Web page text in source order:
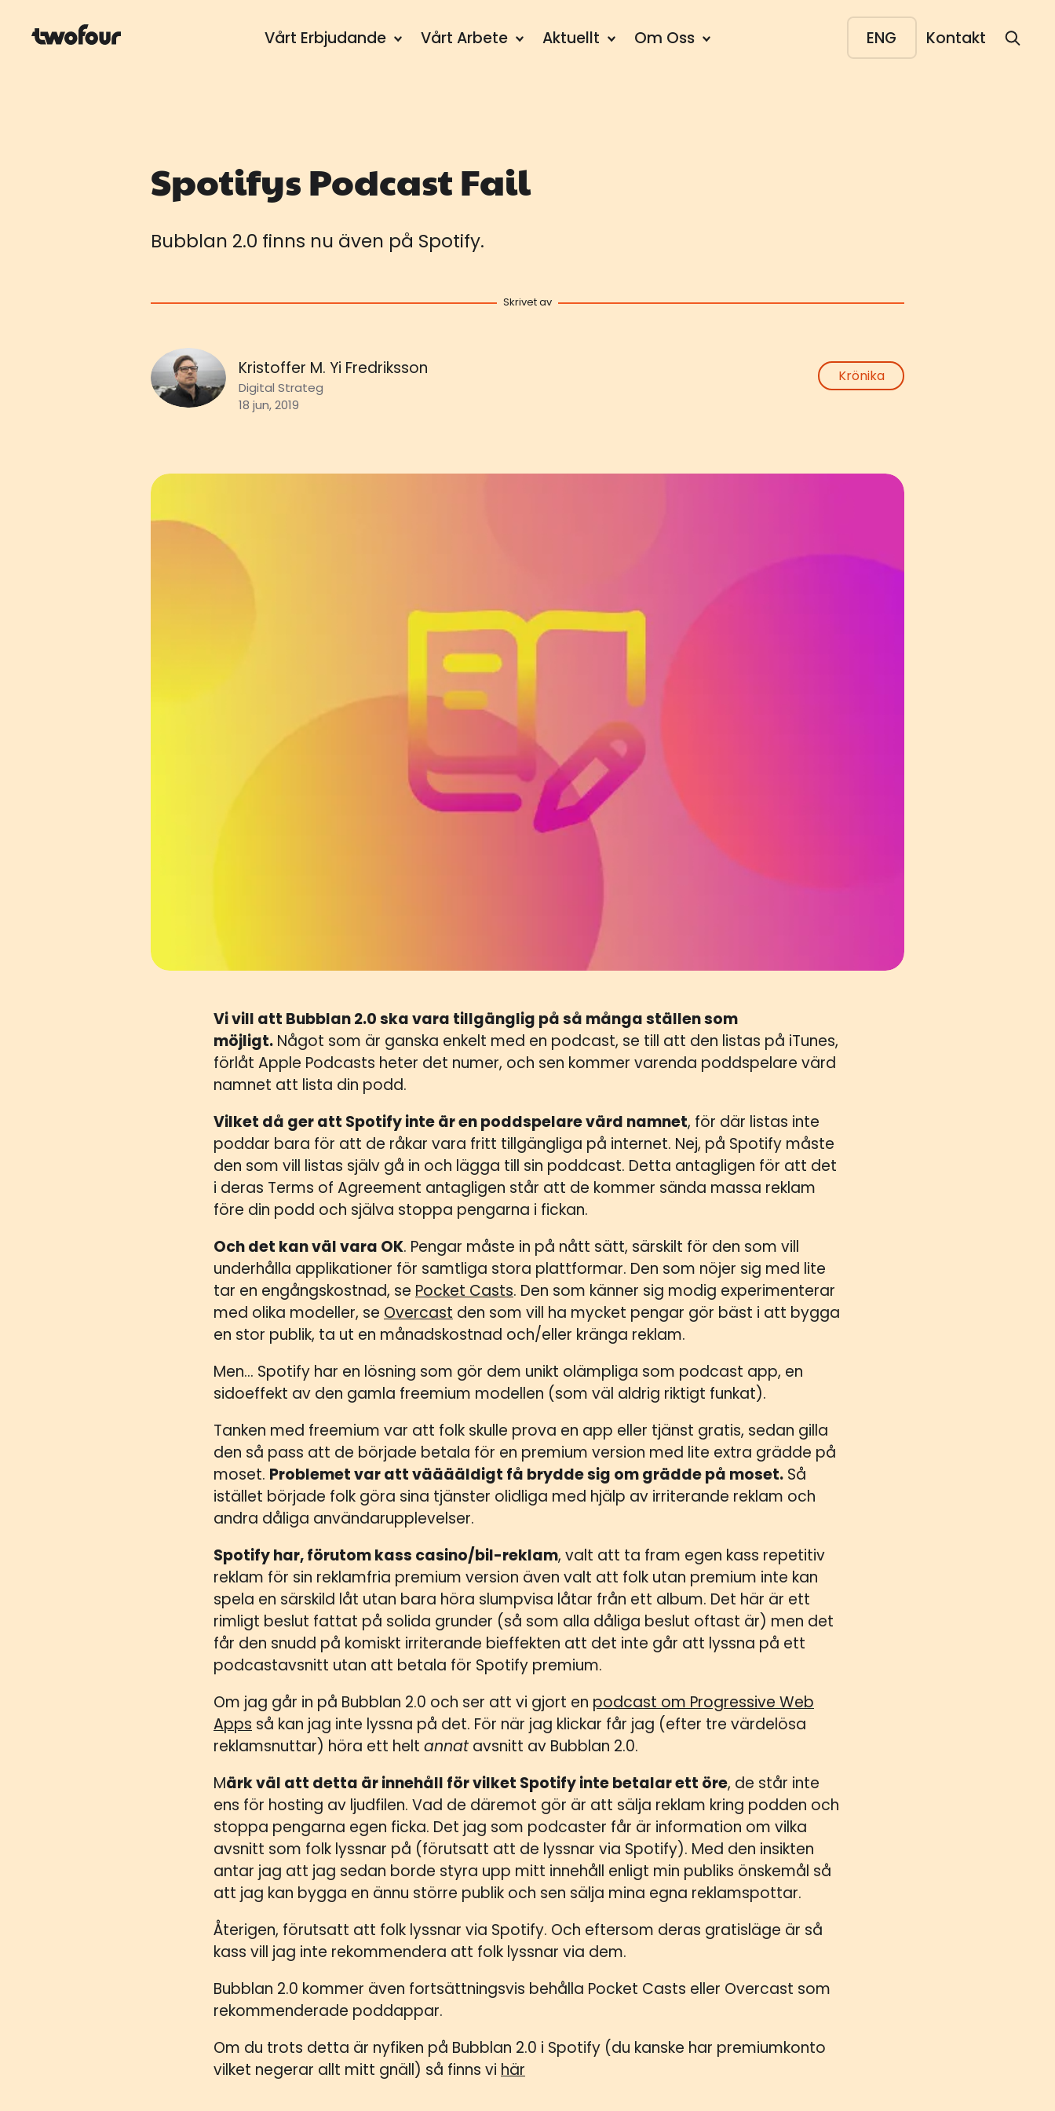
Vårt Erbjudande Vårt Arbete Aktuellt Om Oss ENG Kontakt
Spotifys Podcast Fail
Bubblan 2.0 finns nu även på Spotify.
Skrivet av
Kristoffer M. Yi Fredriksson
Digital Strateg
18 jun, 2019
Krönika
Vi vill att Bubblan 2.0 ska vara tillgänglig på så många ställen som
möjligt. Något som är ganska enkelt med en podcast, se till att den listas på iTunes,
förlåt Apple Podcasts heter det numer, och sen kommer varenda poddspelare värd
namnet att lista din podd.
Vilket då ger att Spotify inte är en poddspelare värd namnet, för där listas inte
poddar bara för att de råkar vara fritt tillgängliga på internet. Nej, på Spotify måste
den som vill listas själv gå in och lägga till sin poddcast. Detta antagligen för att det
i deras Terms of Agreement antagligen står att de kommer sända massa reklam
före din podd och själva stoppa pengarna i fickan.
Och det kan väl vara OK. Pengar måste in på nått sätt, särskilt för den som vill
underhålla applikationer för samtliga stora plattformar. Den som nöjer sig med lite
tar en engångskostnad, se Pocket Casts. Den som känner sig modig experimenterar
med olika modeller, se Overcast den som vill ha mycket pengar gör bäst i att bygga
en stor publik, ta ut en månadskostnad och/eller kränga reklam.
Men… Spotify har en lösning som gör dem unikt olämpliga som podcast app, en
sidoeffekt av den gamla freemium modellen (som väl aldrig riktigt funkat).
Tanken med freemium var att folk skulle prova en app eller tjänst gratis, sedan gilla
den så pass att de började betala för en premium version med lite extra grädde på
moset. Problemet var att vääääldigt få brydde sig om grädde på moset. Så
istället började folk göra sina tjänster olidliga med hjälp av irriterande reklam och
andra dåliga användarupplevelser.
Spotify har, förutom kass casino/bil-reklam, valt att ta fram egen kass repetitiv
reklam för sin reklamfria premium version även valt att folk utan premium inte kan
spela en särskild låt utan bara höra slumpvisa låtar från ett album. Det här är ett
rimligt beslut fattat på solida grunder (så som alla dåliga beslut oftast är) men det
får den snudd på komiskt irriterande bieffekten att det inte går att lyssna på ett
podcastavsnitt utan att betala för Spotify premium.
Om jag går in på Bubblan 2.0 och ser att vi gjort en podcast om Progressive Web
Apps så kan jag inte lyssna på det. För när jag klickar får jag (efter tre värdelösa
reklamsnuttar) höra ett helt annat avsnitt av Bubblan 2.0.
Märk väl att detta är innehåll för vilket Spotify inte betalar ett öre, de står inte
ens för hosting av ljudfilen. Vad de däremot gör är att sälja reklam kring podden och
stoppa pengarna egen ficka. Det jag som podcaster får är information om vilka
avsnitt som folk lyssnar på (förutsatt att de lyssnar via Spotify). Med den insikten
antar jag att jag sedan borde styra upp mitt innehåll enligt min publiks önskemål så
att jag kan bygga en ännu större publik och sen sälja mina egna reklamspottar.
Återigen, förutsatt att folk lyssnar via Spotify. Och eftersom deras gratisläge är så
kass vill jag inte rekommendera att folk lyssnar via dem.
Bubblan 2.0 kommer även fortsättningsvis behålla Pocket Casts eller Overcast som
rekommenderade poddappar.
Om du trots detta är nyfiken på Bubblan 2.0 i Spotify (du kanske har premiumkonto
vilket negerar allt mitt gnäll) så finns vi här